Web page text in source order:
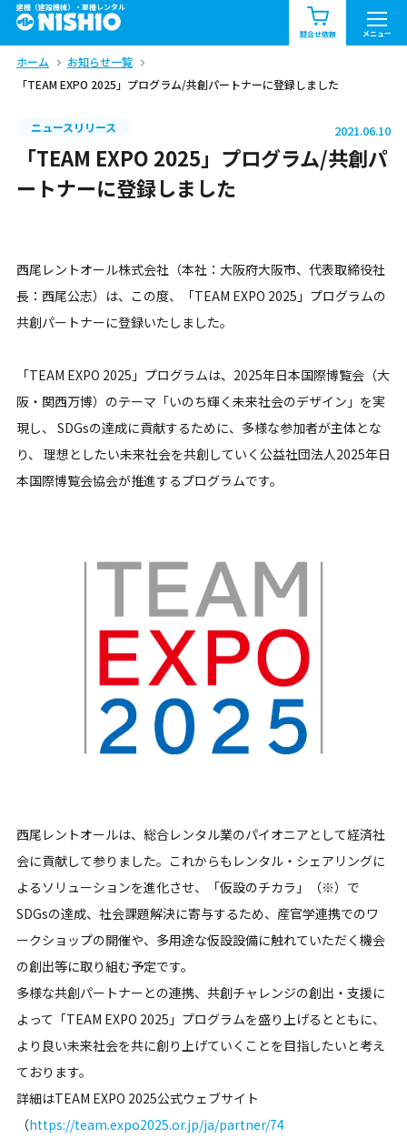
建機（建設機械）・重機レンタル
問合せ依頼 メニュー
商品一覧 お知らせ一覧
問合せ依頼リスト
北海道 東北 関東
中部 関西
ホーム
お知らせ一覧
「TEAM EXPO 2025」プログラム/共創パートナーに登録しました
ニュースリリース 2021.06.10
「TEAM EXPO 2025」プログラム/共創パ
ートナーに登録しました
西尾レントオール株式会社（本社：大阪府大阪市、代表取締役社
長：西尾公志）は、この度、「TEAM EXPO 2025」プログラムの
共創パートナーに登録いたしました。
「TEAM EXPO 2025」プログラムは、2025年日本国際博覧会（大
阪・関西万博）のテーマ「いのち輝く未来社会のデザイン」を実
現し、 SDGsの達成に貢献するために、多様な参加者が主体とな
り、 理想としたい未来社会を共創していく公益社団法人2025年日
本国際博覧会協会が推進するプログラムです。
西尾レントオールは、総合レンタル業のパイオニアとして経済社
会に貢献して参りました。これからもレンタル・シェアリングに
よるソリューションを進化させ、「仮設のチカラ」（※）で
SDGsの達成、社会課題解決に寄与するため、産官学連携でのワ
ークショップの開催や、多用途な仮設設備に触れていただく機会
の創出等に取り組む予定です。
多様な共創パートナーとの連携、共創チャレンジの創出・支援に
よって「TEAM EXPO 2025」プログラムを盛り上げるとともに、
より良い未来社会を共に創り上げていくことを目指したいと考え
ております。
詳細はTEAM EXPO 2025公式ウェブサイト
（https://team.expo2025.or.jp/ja/partner/74